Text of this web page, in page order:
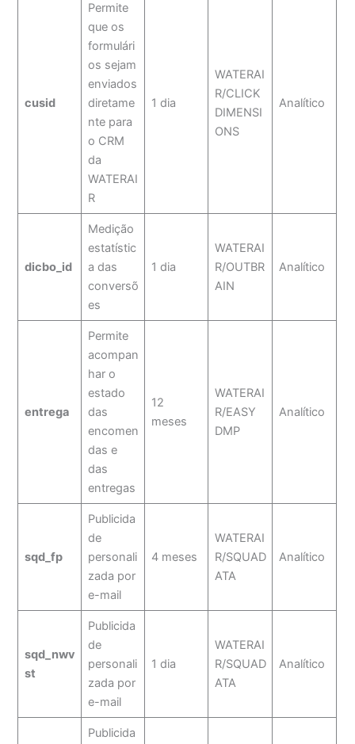
cusid
Permite
que os
formulári
os sejam
enviados
diretame
nte para
o CRM
da
WATERAI
R
1 dia
WATERAI
R/CLICK
DIMENSI
ONS
Analítico
dicbo_id
Medição
estatístic
a das
conversõ
es
1 dia
WATERAI
R/OUTBR
AIN
Analítico
entrega
Permite
acompan
har o
estado
das
encomen
das e
das
entregas
12
meses
WATERAI
R/EASY
DMP
Analítico
sqd_fp
Publicida
de
personali
zada por
e-mail
4 meses
WATERAI
R/SQUAD
ATA
Analítico
sqd_nwv
st
Publicida
de
personali
zada por
e-mail
1 dia
WATERAI
R/SQUAD
ATA
Analítico
Publicida